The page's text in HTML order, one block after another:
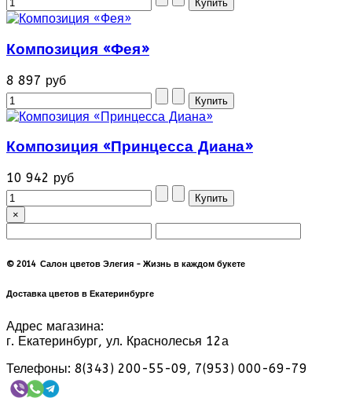
Композиция «Фея»
8 897 руб
Композиция «Принцесса Диана»
10 942 руб
×
© 2014 Салон цветов Элегия - Жизнь в каждом букете
Доставка цветов в Екатеринбурге
Адрес магазина:
г. Екатеринбург, ул. Краснолесья 12а
Телефоны: 8(343) 200-55-09, 7(953) 000-69-79